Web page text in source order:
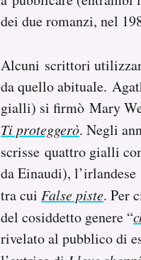
dei due romanzi, nel
Alcuni scrittori
da quello abituale.
gialli) si firmò Mary
Ti proteggerò. Negli
scrisse quattro gialli
da Einaudi),
tra cui False piste. Per
del cosiddetto genere “
rivelato al pubblico di